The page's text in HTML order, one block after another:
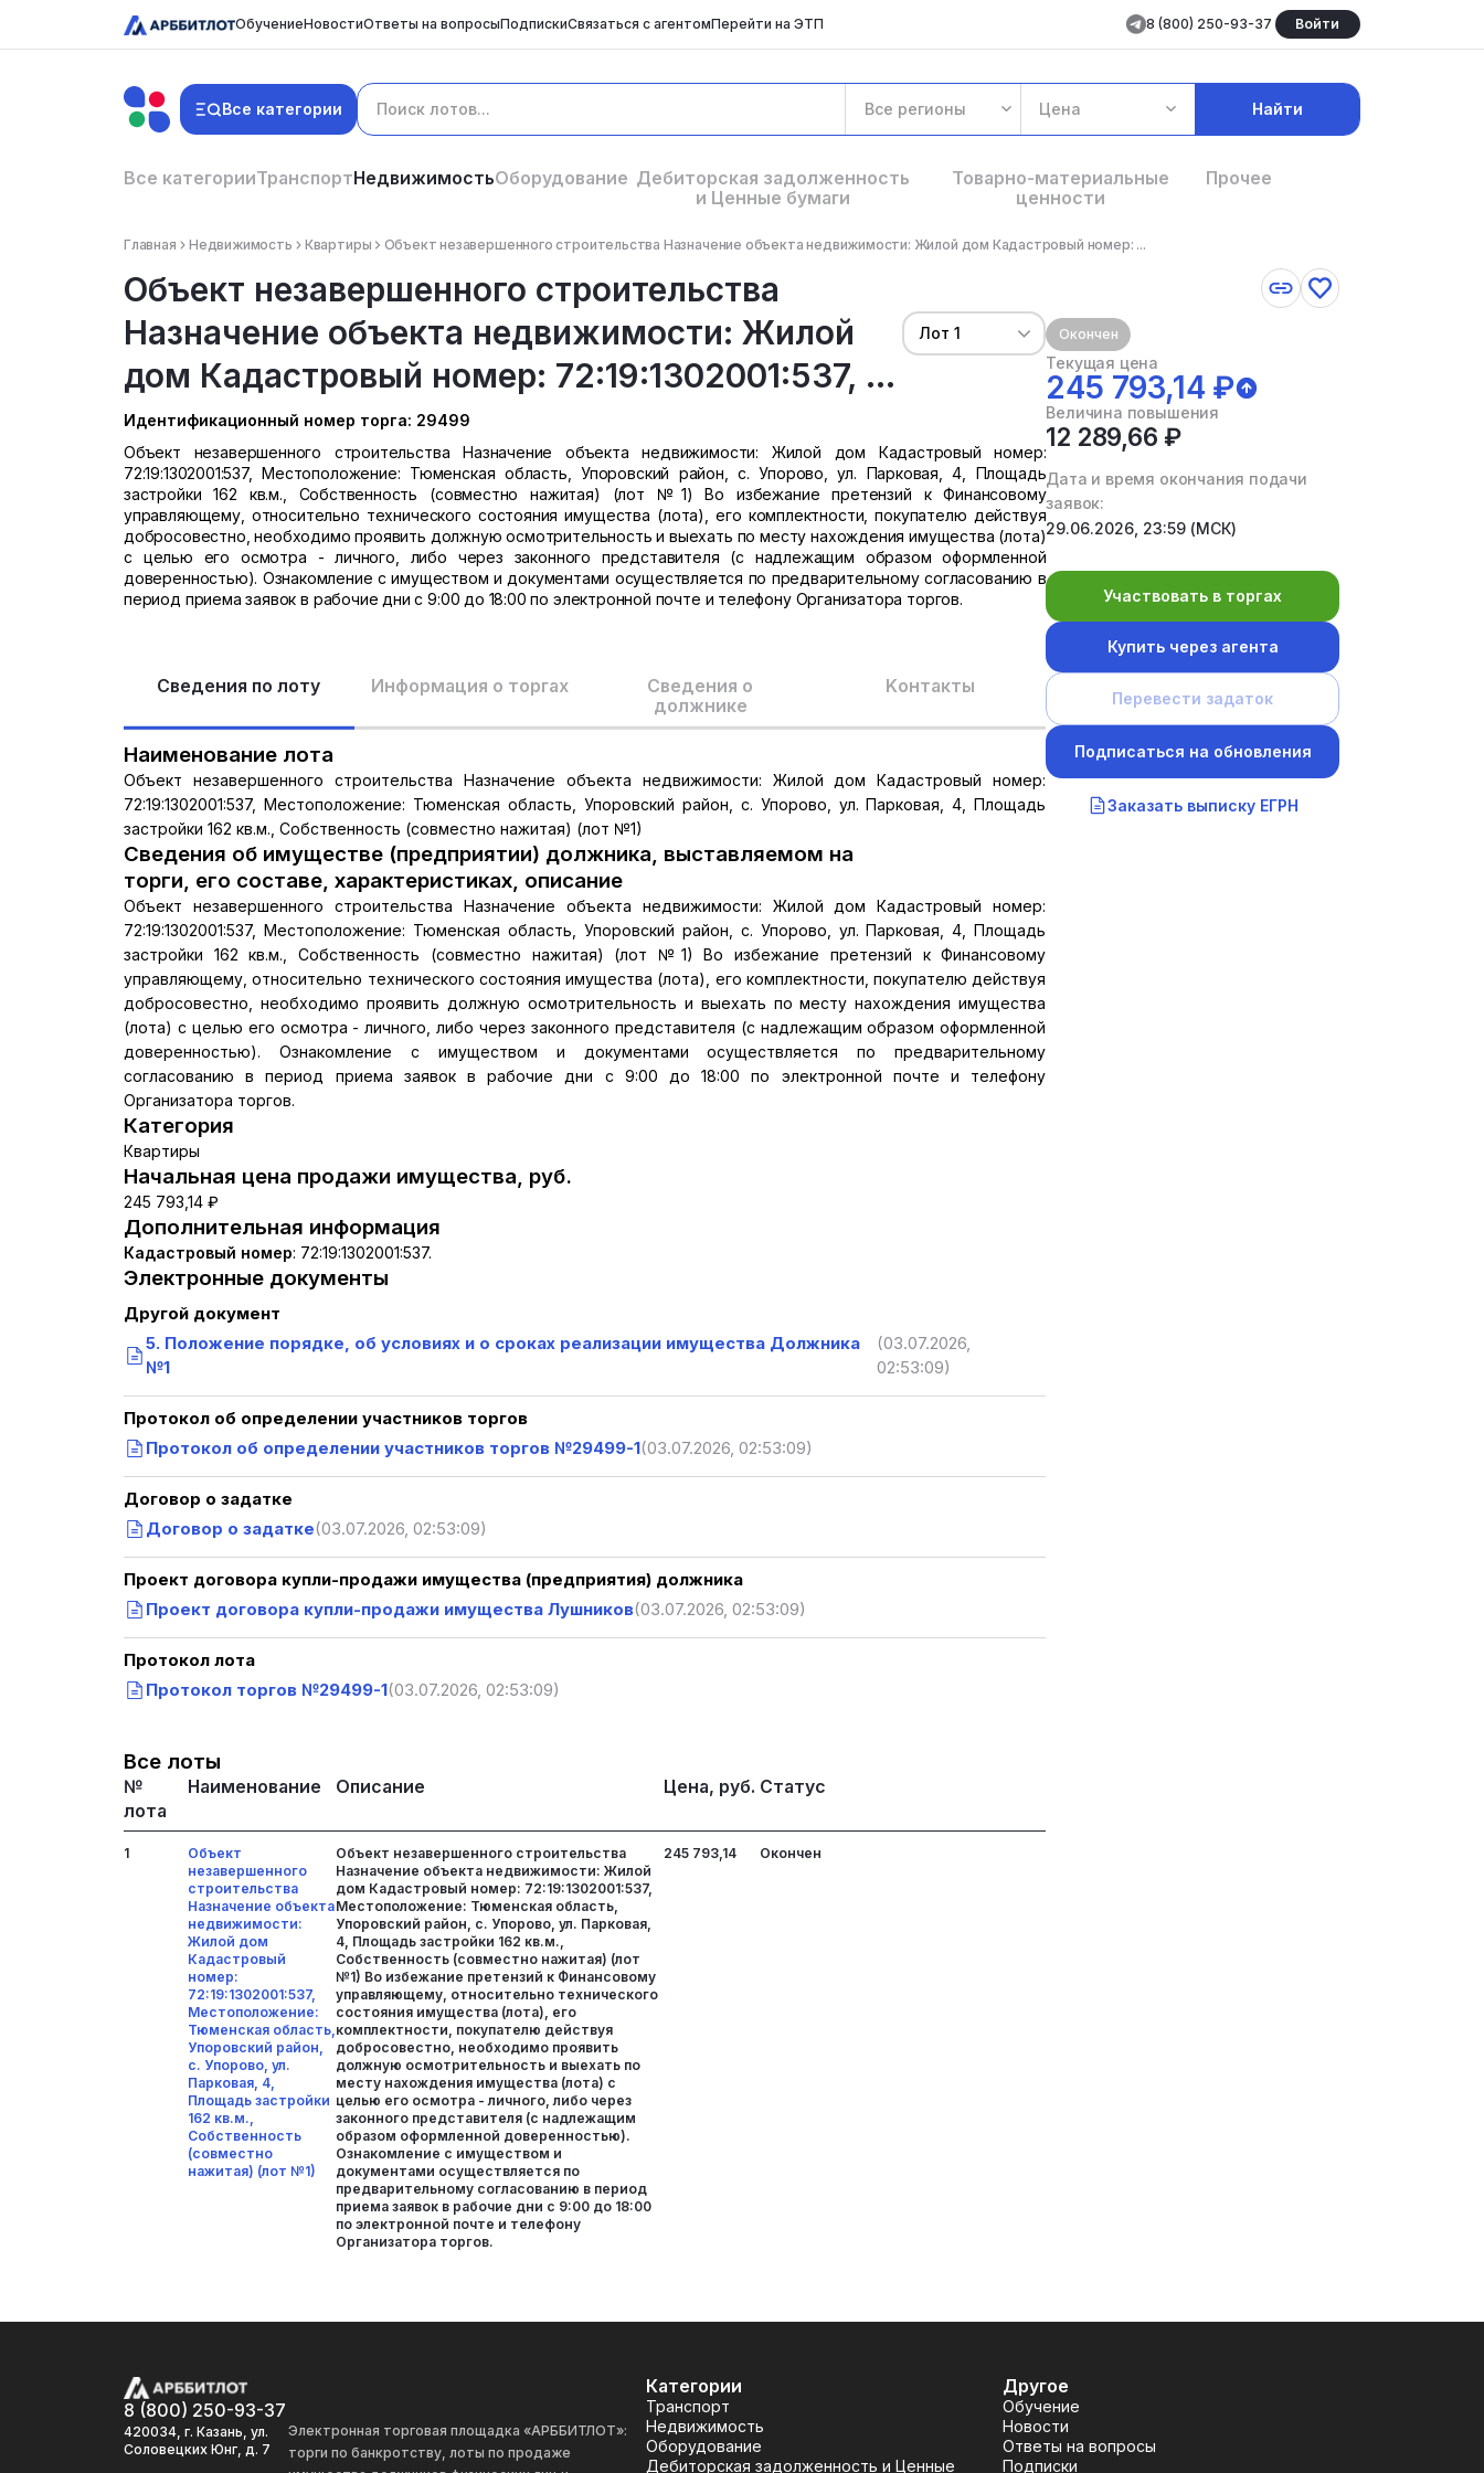
ОбучениеНовостиОтветы на вопросыПодпискиСвязаться с агентомПерейти на ЭТП 8 (800) 250-93-37 Войти
Все категории Все регионы Цена Найти
Все категорииТранспортНедвижимостьОборудование Дебиторская задолженность
и Ценные бумаги
Товарно-материальные
ценности
Прочее
Главная Недвижимость Квартиры Объект незавершенного строительства Назначение объекта недвижимости: Жилой дом Кадастровый номер: ...
Объект незавершенного строительства
Назначение объекта недвижимости: Жилой
дом Кадастровый номер: 72:19:1302001:537, ...
Лот 1
Идентификационный номер торга: 29499
Объект незавершенного строительства Назначение объекта недвижимости: Жилой дом Кадастровый номер:
72:19:1302001:537, Местоположение: Тюменская область, Упоровский район, с. Упорово, ул. Парковая, 4, Площадь
застройки 162 кв.м., Собственность (совместно нажитая) (лот №1) Во избежание претензий к Финансовому
управляющему, относительно технического состояния имущества (лота), его комплектности, покупателю действуя
добросовестно, необходимо проявить должную осмотрительность и выехать по месту нахождения имущества (лота)
с целью его осмотра - личного, либо через законного представителя (с надлежащим образом оформленной
доверенностью). Ознакомление с имуществом и документами осуществляется по предварительному согласованию в
период приема заявок в рабочие дни с 9:00 до 18:00 по электронной почте и телефону Организатора торгов.
Сведения по лоту Информация о торгах
Сведения о
должнике
Kонтакты
Наименование лота
Объект незавершенного строительства Назначение объекта недвижимости: Жилой дом Кадастровый номер:
72:19:1302001:537, Местоположение: Тюменская область, Упоровский район, с. Упорово, ул. Парковая, 4, Площадь
застройки 162 кв.м., Собственность (совместно нажитая) (лот №1)
Сведения об имуществе (предприятии) должника, выставляемом на
торги, его составе, характеристиках, описание
Объект незавершенного строительства Назначение объекта недвижимости: Жилой дом Кадастровый номер:
72:19:1302001:537, Местоположение: Тюменская область, Упоровский район, с. Упорово, ул. Парковая, 4, Площадь
застройки 162 кв.м., Собственность (совместно нажитая) (лот №1) Во избежание претензий к Финансовому
управляющему, относительно технического состояния имущества (лота), его комплектности, покупателю действуя
добросовестно, необходимо проявить должную осмотрительность и выехать по месту нахождения имущества
(лота) с целью его осмотра - личного, либо через законного представителя (с надлежащим образом оформленной
доверенностью). Ознакомление с имуществом и документами осуществляется по предварительному
согласованию в период приема заявок в рабочие дни с 9:00 до 18:00 по электронной почте и телефону
Организатора торгов.
Категория
Квартиры
Начальная цена продажи имущества, руб.
245 793,14 ₽
Дополнительная информация
Кадастровый номер: 72:19:1302001:537.
Электронные документы
Другой документ
5. Положение порядке, об условиях и о сроках реализации имущества Должника
№1
(03.07.2026,
02:53:09)
Протокол об определении участников торгов
Протокол об определении участников торгов №29499-1(03.07.2026, 02:53:09)
Договор о задатке
Договор о задатке(03.07.2026, 02:53:09)
Проект договора купли-продажи имущества (предприятия) должника
Проект договора купли-продажи имущества Лушников(03.07.2026, 02:53:09)
Протокол лота
Протокол торгов №29499-1(03.07.2026, 02:53:09)
Все лоты
№
лота
Наименование Описание Цена, руб. Статус
1
Объект
незавершенного
строительства
Назначение объекта
недвижимости:
Жилой дом
Кадастровый
номер:
72:19:1302001:537,
Местоположение:
Тюменская область,
Упоровский район,
с. Упорово, ул.
Парковая, 4,
Площадь застройки
162 кв.м.,
Собственность
(совместно
нажитая) (лот №1)
Объект незавершенного строительства
Назначение объекта недвижимости: Жилой
дом Кадастровый номер: 72:19:1302001:537,
Местоположение: Тюменская область,
Упоровский район, с. Упорово, ул. Парковая,
4, Площадь застройки 162 кв.м.,
Собственность (совместно нажитая) (лот
№1) Во избежание претензий к Финансовому
управляющему, относительно технического
состояния имущества (лота), его
комплектности, покупателю действуя
добросовестно, необходимо проявить
должную осмотрительность и выехать по
месту нахождения имущества (лота) с
целью его осмотра - личного, либо через
законного представителя (с надлежащим
образом оформленной доверенностью).
Ознакомление с имуществом и
документами осуществляется по
предварительному согласованию в период
приема заявок в рабочие дни с 9:00 до 18:00
по электронной почте и телефону
Организатора торгов.
245 793,14 Окончен
Окончен
Текущая цена
245 793,14 ₽
Величина повышения
12 289,66 ₽
Дата и время окончания подачи
заявок:
29.06.2026, 23:59 (МСК)
Участвовать в торгах
Купить через агента
Перевести задаток
Подписаться на обновления
Заказать выписку ЕГРН
8 (800) 250-93-37
420034, г. Казань, ул.
Соловецких Юнг, д. 7
Электронная торговая площадка «АРББИТЛОТ»:
торги по банкротству, лоты по продаже
Категории
Транспорт
Недвижимость
Оборудование
Дебиторская задолженность и Ценные
Другое
Обучение
Новости
Ответы на вопросы
Подписки